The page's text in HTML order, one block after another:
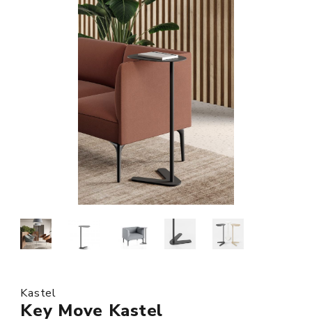
Kastel
Key Move Kastel